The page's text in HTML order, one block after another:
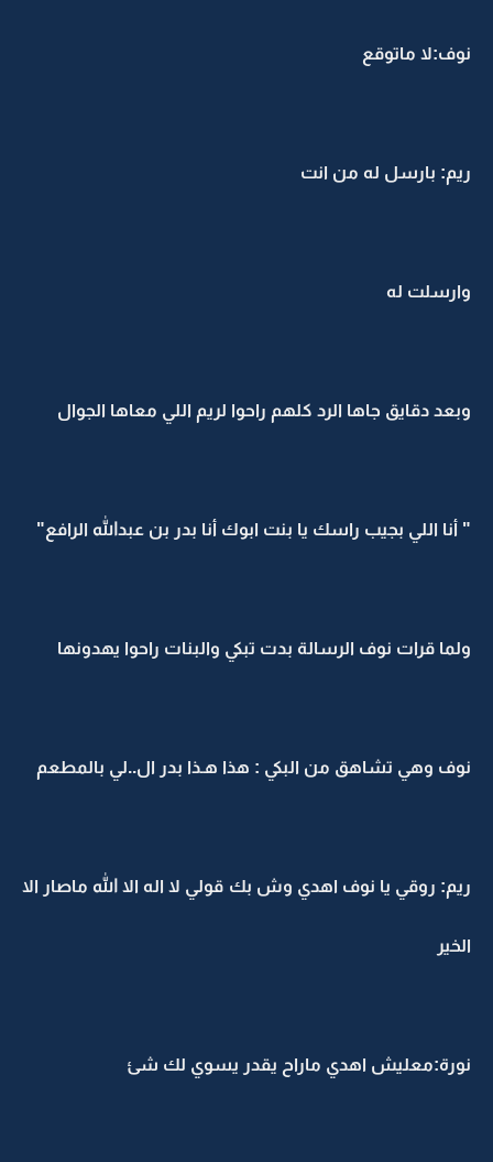
نوف:لا ماتوقع
ريم: بارسل له من انت
وارسلت له
وبعد دقايق جاها الرد كلهم راحوا لريم اللي معاها الجوال
" أنا اللي بجيب راسك يا بنت ابوك أنا بدر بن عبدالله الرافع"
ولما قرات نوف الرسالة بدت تبكي والبنات راحوا يهدونها
نوف وهي تشاهق من البكي : هذا هـذا بدر ال..لي بالمطعم
ريم: روقي يا نوف اهدي وش بك قولي لا اله الا الله ماصار الا
الخير
نورة:معليش اهدي ماراح يقدر يسوي لك شئ